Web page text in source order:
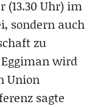
(13.30 Uhr) im
sondern auch
zu
wird
Union
sagte